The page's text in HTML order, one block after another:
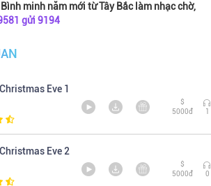
minh năm mới từ Tây Bắc làm nhạc chờ,
gửi 9194
Eve 1
$
5000đ
1
Eve 2
$
5000đ
0